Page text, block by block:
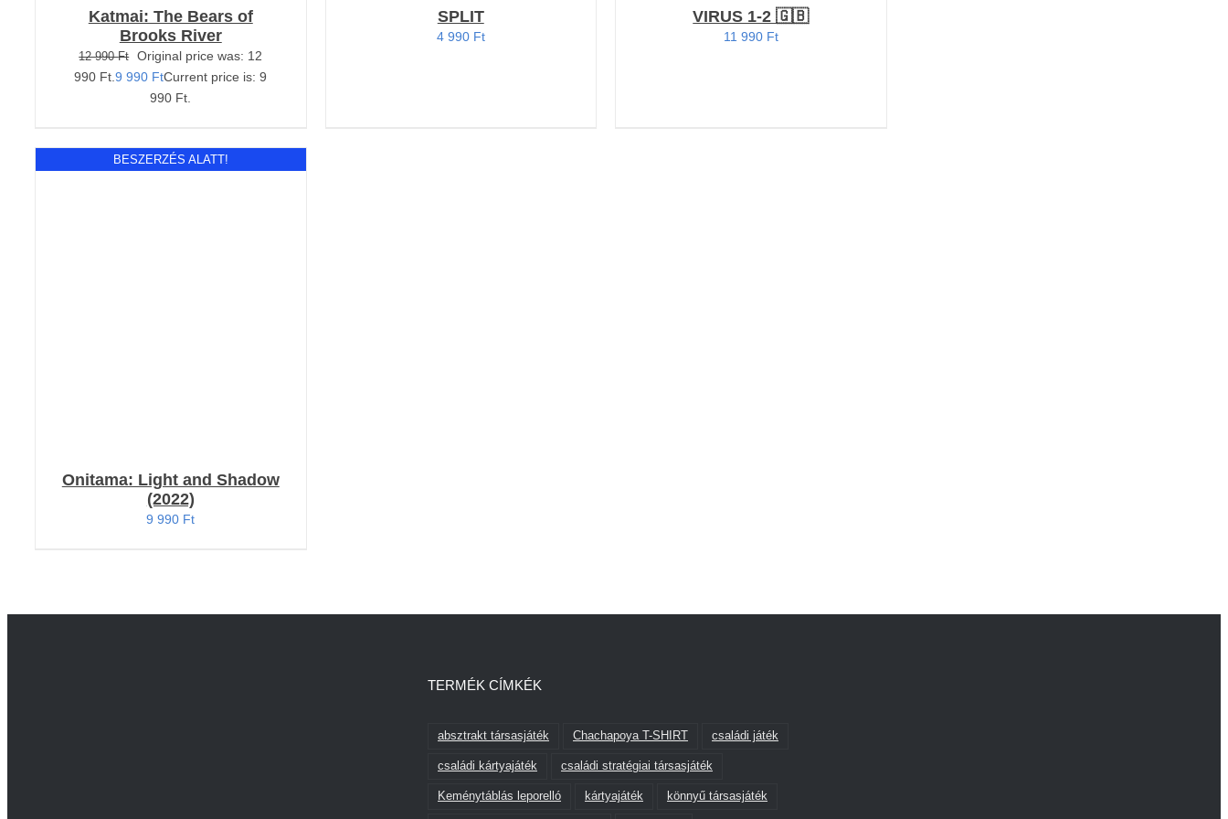
Katmai: The Bears of
Brooks River
12 990Ft Original price was: 12
990 Ft.9 990 FtCurrent price is: 9
990 Ft.
SPLIT
4 990 Ft
VIRUS 1-2 🇬🇧
11 990 Ft
BESZERZÉS ALATT!
Onitama: Light and Shadow
(2022)
9 990 Ft
TERMÉK CÍMKÉK
absztrakt társasjáték Chachapoya T-SHIRT családi játék
családi kártyajáték családi stratégiai társasjáték
Keménytáblás leporelló kártyajáték könnyű társasjáték